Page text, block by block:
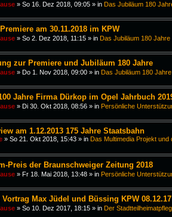
» So 16. Dez 2018, 09:05» in Das Jubiläum 180
am 30.11.2018 im KPW
» So 2. Dez 2018, 11:15» in Das Jubiläum 180
zur Premiere und Jubiläum 180 Jahre
» Do 1. Nov 2018, 09:00» in Das Jubiläum 180
Jahre Firma Dürkop im Opel Jahrbuch
» Di 30. Okt 2018, 08:56» in Persönliche
am 1.12.2013 175 Jahre Staatsbahn
» So 21. Okt 2018, 15:43» in Das Multimedia Projekt und
Preis der Braunschweiger Zeitung 2018
» Fr 18. Mai 2018, 13:48» in Persönliche
Max Jüdel und Büssing KPW 08.12.17
» So 10. Dez 2017, 18:15» in Der